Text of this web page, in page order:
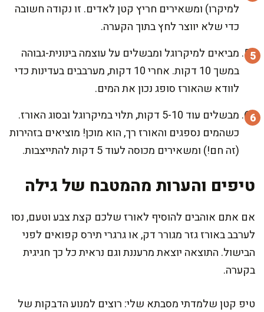
למיקרו) ומשאירים חריץ קטן לאדים. זו נקודה חשובה
כדי שלא יווצר לחץ בתוך הקערה.
מביאים למיקרוגל ומבשלים על עוצמה בינונית-גבוהה
במשך 10 דקות. אחרי 10 דקות, מערבבים בעדינות כדי
לוודא שהאורז סופג נכון את המים.
מבשלים עוד 5-10 דקות, תלוי במיקרוגל ובסוג האורז.
כשהמים נספגים והאורז רך, הוא מוכן! מוציאים בזהירות
(זה חם!) ומשאירים מכוסה לעוד 5 דקות להתייצבות.
טיפים והערות מהמטבח של גילה
אם אתם אוהבים להוסיף לאורז שלכם קצת צבע וטעם, נסו
לערבב באורז גזר מגורר דק, או גרגרי תירס קפואים לפני
הבישול. התוצאה יוצאת מרעננת וגם נראית כל כך חגיגית
בקערה.
טיפ קטן שלמדתי מסבתא שלי: רוצים למנוע הדבקות של